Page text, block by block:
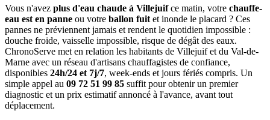
Vous n'avez plus d'eau chaude à Villejuifce matin, votre chauffe-
eau est en panne ou votre ballon fuit et inonde le placard ? Ces
pannes ne préviennent jamais et rendent le quotidien impossible :
douche froide, vaisselle impossible, risque de dégât des eaux.
ChronoServe met en relation les habitants de Villejuif et du Val-de-
Marne avec un réseau d'artisans chauffagistes de confiance,
disponibles 24h/24 et 7j/7, week-ends et jours fériés compris. Un
simple appel au 09 72 51 99 85 suffit pour obtenir un premier
diagnostic et un prix estimatif annoncé à l'avance, avant tout
déplacement.